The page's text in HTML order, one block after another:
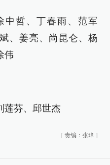
中哲、丁春雨、范军
、姜亮、尚昆仑、杨
伟
莲芬、邱世杰
[ 责编：张璋 ]